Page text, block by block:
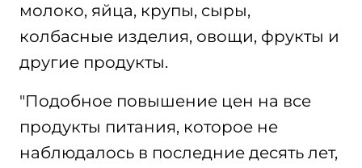
молоко, яйца, крупы, сыры,
колбасные изделия, овощи, фрукты и
другие продукты.
"Подобное повышение цен на все
продукты питания, которое не
наблюдалось в последние десять лет,